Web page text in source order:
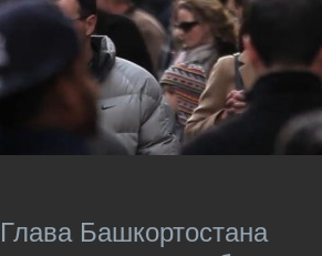
Глава Башкортостана